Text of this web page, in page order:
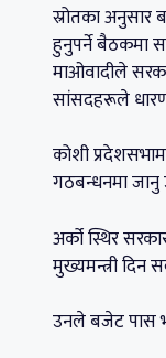
स्रोतका अनुसार
हुनुपर्ने बैठकमा
माओवादीले
सांसदहरूले
कोशी
गठबन्धनमा जानु
अर्को स्थिर
मुख्यमन्त्री दिन
उनले बजेट पास